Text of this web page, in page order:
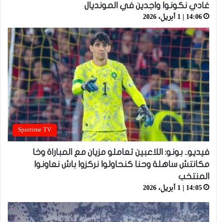
غادي نكونوا واجدين في المونديال
14:06 | 1 أبريل، 2026
Sportime TV
فيديو.. بونو: اللاعبين تعاملو مزيان مع المباراة وخا
مكانتش ساهلة وحنا كنحاولوا نركزوا باش نعاونوا
المنتخب
14:05 | 1 أبريل، 2026